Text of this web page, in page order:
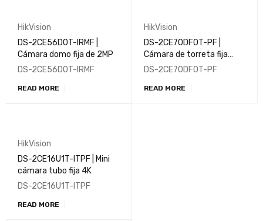
HikVision
DS-2CE56D0T-IRMF |
Cámara domo fija de 2MP
DS-2CE56D0T-IRMF
READ MORE
HikVision
DS-2CE70DF0T-PF |
Cámara de torreta fija
para interiores ColorVu de
DS-2CE70DF0T-PF
READ MORE
HikVision
DS-2CE16U1T-ITPF | Mini
cámara tubo fija 4K
DS-2CE16U1T-ITPF
READ MORE